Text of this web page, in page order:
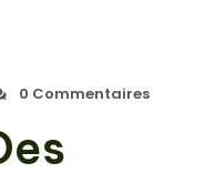
0 Commentaires